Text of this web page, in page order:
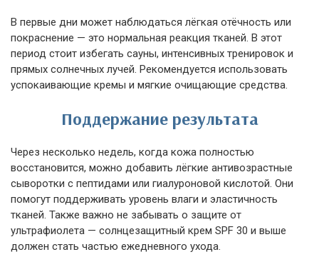
В первые дни может наблюдаться лёгкая отёчность или
покраснение — это нормальная реакция тканей. В этот
период стоит избегать сауны, интенсивных тренировок и
прямых солнечных лучей. Рекомендуется использовать
успокаивающие кремы и мягкие очищающие средства.
Поддержание результата
Через несколько недель, когда кожа полностью
восстановится, можно добавить лёгкие антивозрастные
сыворотки с пептидами или гиалуроновой кислотой. Они
помогут поддерживать уровень влаги и эластичность
тканей. Также важно не забывать о защите от
ультрафиолета — солнцезащитный крем SPF 30 и выше
должен стать частью ежедневного ухода.